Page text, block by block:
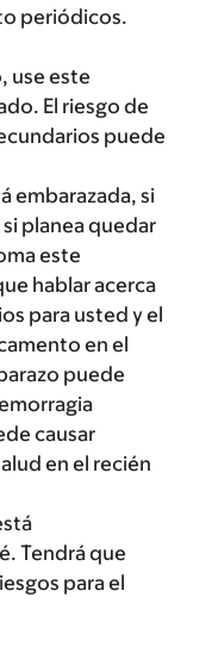
periódicos.
use este
El riesgo de
puede
embarazada, si
planea quedar
este
hablar acerca
para usted y el
en el
puede
causar
en el recién
Tendrá que
para el